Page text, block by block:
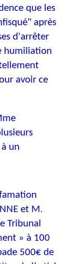
que les
après
d'arrêter
humiliation
avoir ce
un
et M.
Tribunal
» à 100
500€ de